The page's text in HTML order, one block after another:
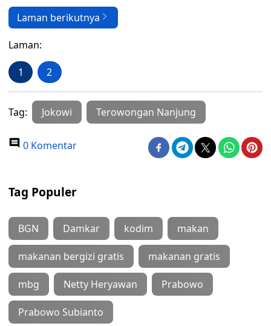
Laman berikutnya
Laman:
1 2
Tag: Jokowi Terowongan Nanjung
0 Komentar
Tag Populer
BGN Damkar kodim makan
makanan bergizi gratis makanan gratis
mbg Netty Heryawan Prabowo
Prabowo Subianto